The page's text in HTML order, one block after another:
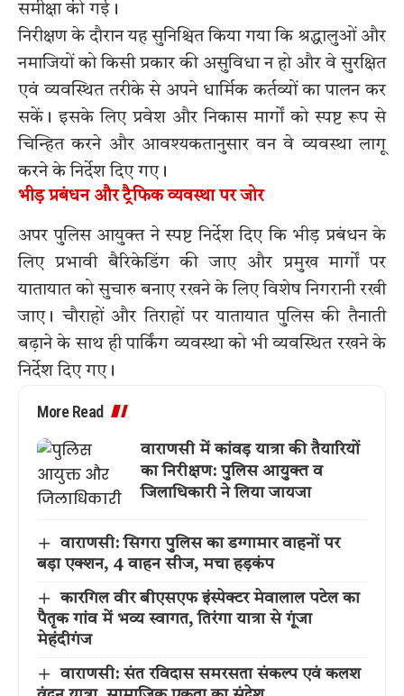
समीक्षा की गई।
निरीक्षण के दौरान यह सुनिश्चित किया गया कि श्रद्धालुओं और
नमाजियों को किसी प्रकार की असुविधा न हो और वे सुरक्षित
एवं व्यवस्थित तरीके से अपने धार्मिक कर्तव्यों का पालन कर
सकें। इसके लिए प्रवेश और निकास मार्गों को स्पष्ट रूप से
चिन्हित करने और आवश्यकतानुसार वन वे व्यवस्था लागू
करने के निर्देश दिए गए।
भीड़ प्रबंधन और ट्रैफिक व्यवस्था पर जोर
अपर पुलिस आयुक्त ने स्पष्ट निर्देश दिए कि भीड़ प्रबंधन के
लिए प्रभावी बैरिकेडिंग की जाए और प्रमुख मार्गों पर
यातायात को सुचारु बनाए रखने के लिए विशेष निगरानी रखी
जाए। चौराहों और तिराहों पर यातायात पुलिस की तैनाती
बढ़ाने के साथ ही पार्किंग व्यवस्था को भी व्यवस्थित रखने के
निर्देश दिए गए।
More Read
वाराणसी में कांवड़ यात्रा की तैयारियों
का निरीक्षण: पुलिस आयुक्त व
जिलाधिकारी ने लिया जायजा
वाराणसी: सिगरा पुलिस का डग्गामार वाहनों पर
बड़ा एक्शन, 4 वाहन सीज, मचा हड़कंप
कारगिल वीर बीएसएफ इंस्पेक्टर मेवालाल पटेल का
पैतृक गांव में भव्य स्वागत, तिरंगा यात्रा से गूंजा
मेहंदीगंज
वाराणसी: संत रविदास समरसता संकल्प एवं कलश